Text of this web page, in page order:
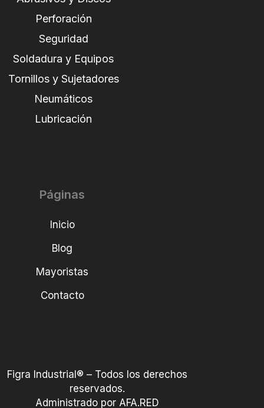
Perforación
Seguridad
Soldadura y Equipos
Tornillos y Sujetadores
Neumáticos
Lubricación
Páginas
Inicio
Blog
Mayoristas
Contacto
Figra Industrial® – Todos los derechos
reservados.
Administrado por AFA.RED